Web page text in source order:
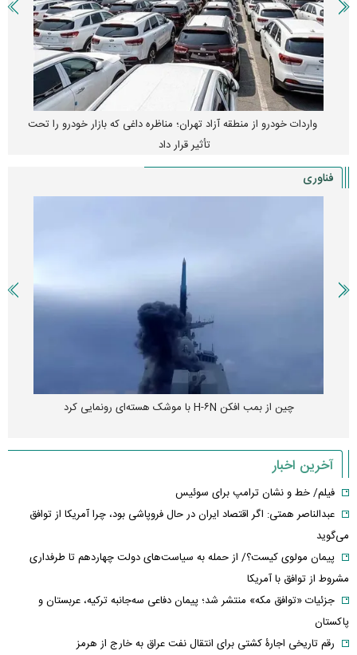
واردات خودرو از منطقه آزاد تهران؛ مناظره داغی که بازار خودرو را تحت
تأثیر قرار داد
فناوری
چین از بمب افکن H-۶N با موشک هسته‌ای رونمایی کرد
آخرین اخبار
فیلم/ خط و نشان ترامپ برای سوئیس
عبدالناصر همتی: اگر اقتصاد ایران در حال فروپاشی بود، چرا آمریکا از توافق
می‌گوید
پیمان مولوی کیست؟/ از حمله به سیاست‌های دولت چهاردهم تا طرفداری
مشروط از توافق با آمریکا
جزئیات «توافق مکه» منتشر شد؛ پیمان دفاعی سه‌جانبه ترکیه، عربستان و
پاکستان
رقم تاریخی اجارۀ کشتی برای انتقال نفت عراق به خارج از هرمز